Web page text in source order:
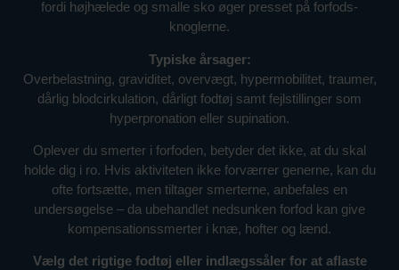
fordi højhælede og smalle sko øger presset på forfods­
knoglerne.
Typiske årsager:
Overbelastning, graviditet, overvægt, hypermobilitet, traumer,
dårlig blodcirkulation, dårligt fodtøj samt fejlstillinger som
hyperpronation eller supination.
Oplever du smerter i forfoden, betyder det ikke, at du skal
holde dig i ro. Hvis aktiviteten ikke forværrer generne, kan du
ofte fortsætte, men tiltager smerterne, anbefales en
undersøgelse – da ubehandlet nedsunken forfod kan give
kompensationssmerter i knæ, hofter og lænd.
Vælg det rigtige fodtøj eller indlægssåler for at aflaste